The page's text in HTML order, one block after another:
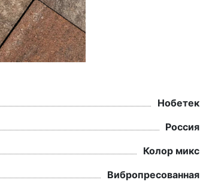
Нобетек
Россия
Колор микс
Вибропресованная